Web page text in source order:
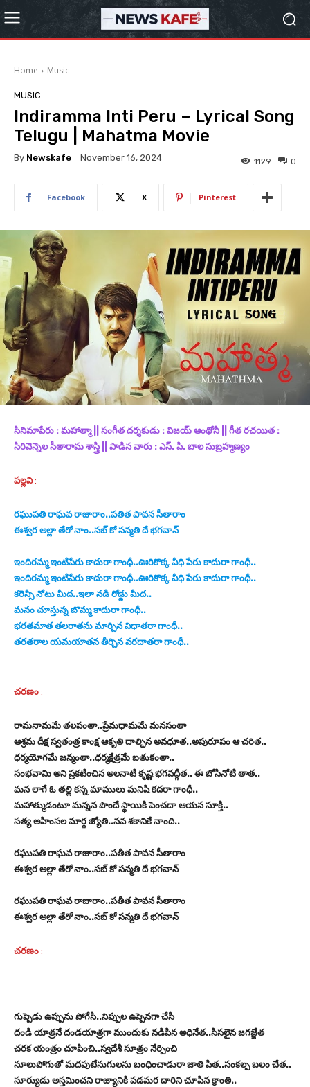
Home Music
MUSIC
Indiramma Inti Peru – Lyrical Song
Telugu | Mahatma Movie
By Newskafe November 16, 2024 0
1129
Facebook X Pinterest
సినిమాపేరు : మహాత్మా
|| సంగీత దర్శకుడు : విజయ్ ఆంథోనీ || గీత రచయిత :
సిరివెన్నెల సీతారామ శాస్త్రి || పాడిన వారు : ఎస్. పి. బాల సుబ్రహ్మణ్యం
పల్లవి:
రఘుపతి రాఘవ రాజారాం..పతిత పావన సీతారాం
ఈశ్వర అల్లా తేరో నాం..సబ్ కో సన్మతి దే భగవాన్
ఇందిరమ్మ ఇంటిపేరు కాదురా గాంధీ..ఊరికొక్క వీధి పేరు కాదురా గాంధీ..
ఇందిరమ్మ ఇంటిపేరు కాదురా గాంధీ..ఊరికొక్క వీధి పేరు కాదురా గాంధీ..
కరెన్సీ నోటు మీద..ఇలా నడి రోడ్డు మీద..
మనం చూస్తున్న బొమ్మ కాదురా గాంధీ..
భరతమాత తలరాతను మార్చిన విధాతరా గాంధీ..
తరతరాల యమయాతన తీర్చిన వరదాతరా గాంధీ..
చరణం :
రామనామమే తలపంతా..ప్రేమధామమే మనసంతా
ఆశ్రమ దీక్ష స్వతంత్ర కాంక్ష ఆకృతి దాల్చిన అవధూత..అపురూపం ఆ చరిత..
ధర్మయోగమే జన్మంతా..ధర్మక్షేత్రమే బతుకంతా..
సంభవామి అని ప్రకటించిన అలనాటి కృష్ణ భగవద్గీత.. ఈ బోసినోటి తాత..
మన లాగే ఓ తల్లి కన్న మాములు మనిషి కదరా గాంధీ..
మహాత్ముడంటూ మన్నన పొందే స్థాయికి పెంచదా ఆయన సూక్తి..
సత్య అహింసల మార్గ జ్యోతి..నవ శకానికే నాంది..
రఘుపతి రాఘవ రాజారాం..పతీత పావన సీతారాం
ఈశ్వర అల్లా తేరో నాం..సబ్ కో సన్మతి దే భగవాన్
రఘుపతి రాఘవ రాజారాం..పతీత పావన సీతారాం
ఈశ్వర అల్లా తేరో నాం..సబ్ కో సన్మతి దే భగవాన్
చరణం :
గుప్పెడు ఉప్పును పోగేసి..నిప్పుల ఉప్పెనగా చేసి
దండి యాత్రనే దండయాత్రగా ముందుకు నడిపిన అధినేత..సిసలైన జగజ్జేత
చరక యంత్రం చూపించి..స్వదేశీ సూత్రం నేర్పించి
నూలుపోగుతో మదపుటేనుగులను బంధించాడురా జాతి పిత..సంకల్ప బలం చేత..
సూర్యుడు అస్తమించని రాజ్యానికి పడమర దారిని చూపిన క్రాంతి..